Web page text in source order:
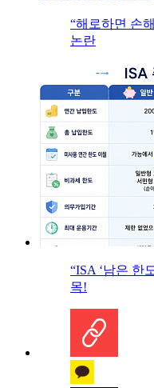
“해로하면 손
논란
“ISA ‘남은 한
목!